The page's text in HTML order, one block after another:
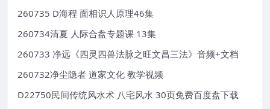
260735 D海程 面相识人原理46集
260734清夏 人际合盘专题课 13集
260733 净远《四灵四兽法脉之旺文昌三法》音频+文档
260732净尘隐者 道家文化 教学视频
D22750民间传统风水术 八宅风水 30页免费百度盘下载